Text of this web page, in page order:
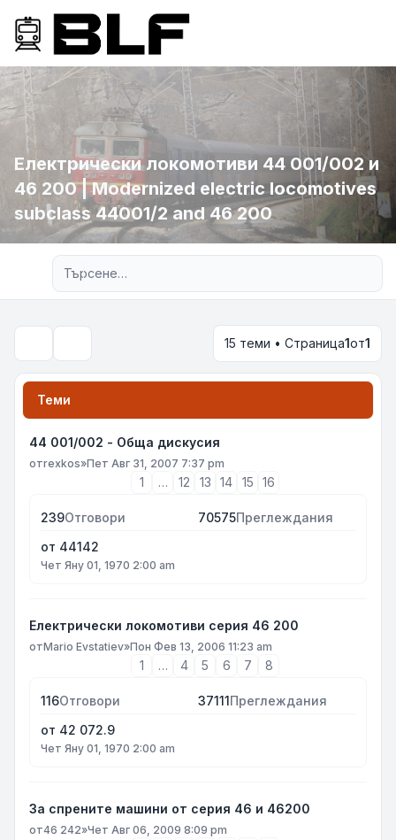
Електрически локомотиви 44 001/002 и
46 200 | Modernized electric locomotives
subclass 44001/2 and 46 200
15 теми • Страница1от1
Теми
44 001/002 - Обща дискусия
отrexkos»Пет Авг 31, 2007 7:37 pm
1 … 12 13 14 15 16
239Отговори 70575Преглеждания
от 44142
Чет Яну 01, 1970 2:00 am
Електрически локомотиви серия 46 200
отMario Evstatiev»Пон Фев 13, 2006 11:23 am
1 … 4 5 6 7 8
116Отговори 37111Преглеждания
от 42 072.9
Чет Яну 01, 1970 2:00 am
За спрените машини от серия 46 и 46200
от46 242»Чет Авг 06, 2009 8:09 pm